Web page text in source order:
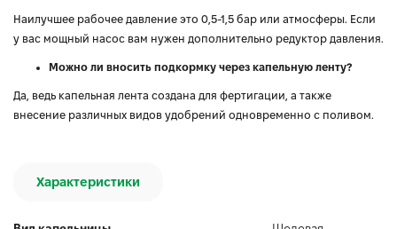
Наилучшее рабочее давление это 0,5-1,5 бар или атмосферы. Если
у вас мощный насос вам нужен дополнительно редуктор давления.
Можно ли вносить подкормку через капельную ленту?
Да, ведь капельная лента создана для фертигации, а также
внесение различных видов удобрений одновременно с поливом.
Характеристики